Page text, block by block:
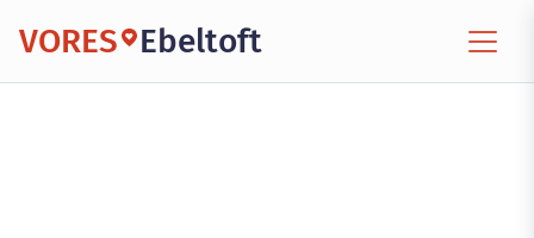
VORES Ebeltoft